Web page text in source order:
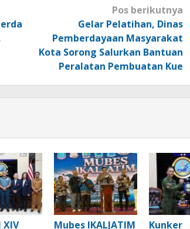
Pos berikutnya
Gelar Pelatihan, Dinas
Pemberdayaan Masyarakat
Kota Sorong Salurkan Bantuan
Peralatan Pembuatan Kue
XIV Mubes IKALJATIM Kunker